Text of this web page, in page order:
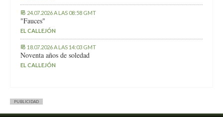
24.07.2026 A LAS 08:58 GMT
"Fauces"
EL CALLEJÓN
18.07.2026 A LAS 14:03 GMT
Noventa años de soledad
EL CALLEJÓN
PUBLICIDAD